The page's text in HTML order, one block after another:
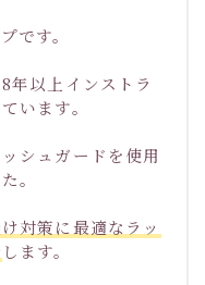
です。
年以上インストラ
います。
シュガードを使用
。
対策に最適なラッ
します。